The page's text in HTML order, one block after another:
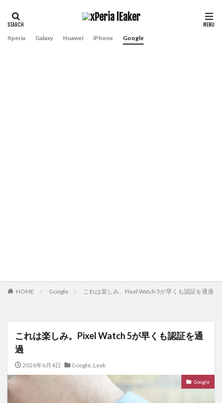
Xperia Galaxy Huawei iPhone Google
HOME Google これは楽しみ。Pixel Watch 5が早くも認証を通過
これは楽しみ。Pixel Watch 5が早くも認証を通
過
2026年6月4日 Google, Leak
Google